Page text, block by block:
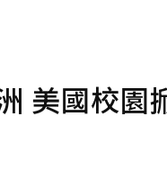
美國校園